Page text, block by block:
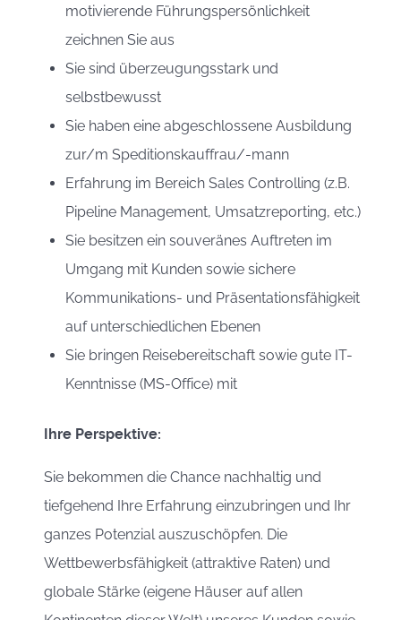
motivierende Führungspersönlichkeit
zeichnen Sie aus
Sie sind überzeugungsstark und
selbstbewusst
Sie haben eine abgeschlossene Ausbildung
zur/m Speditionskauffrau/-mann
Erfahrung im Bereich Sales Controlling (z.B.
Pipeline Management, Umsatzreporting, etc.)
Sie besitzen ein souveränes Auftreten im
Umgang mit Kunden sowie sichere
Kommunikations- und Präsentationsfähigkeit
auf unterschiedlichen Ebenen
Sie bringen Reisebereitschaft sowie gute IT-
Kenntnisse (MS-Office) mit
Ihre Perspektive:
Sie bekommen die Chance nachhaltig und
tiefgehend Ihre Erfahrung einzubringen und Ihr
ganzes Potenzial auszuschöpfen. Die
Wettbewerbsfähigkeit (attraktive Raten) und
globale Stärke (eigene Häuser auf allen